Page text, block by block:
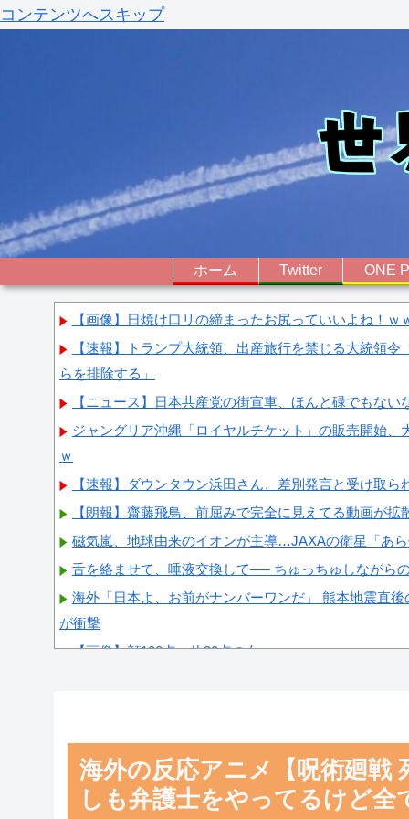
コンテンツへスキップ
ホーム Twitter ONE
【画像】日焼け口リの締まったお尻っていいよね！ｗ
【速報】トランプ大統領、出産旅行を禁じる大統領
らを排除する」
【ニュース】日本共産党の街宣車、ほんと碌でもない
ジャングリア沖縄「ロイヤルチケット」の販売開始、
ｗ
【速報】ダウンタウン浜田さん、差別発言と受け取
【朗報】齋藤飛鳥、前屈みで完全に見えてる動画が
磁気嵐、地球由来のイオンが主導…JAXAの衛星「あ
舌を絡ませて、唾液交換して── ちゅっちゅしながら
海外「日本よ、お前がナンバーワンだ」 熊本地震直
が衝撃
【画像】顔100点、体30点の女ｗｗｗ
Powered by livedoor 相互RSS
海外の反応アニメ【呪術廻戦
しも弁護士をやってるけど全